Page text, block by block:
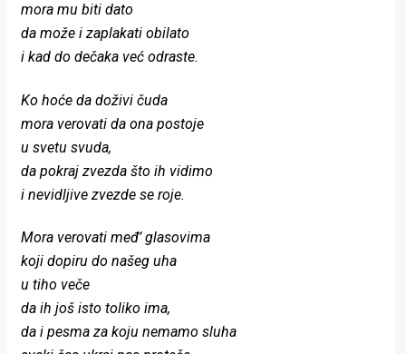
Aktivizam
Aktuelnosti
Promo
Urban
mora mu biti dato
da može i zaplakati obilato
i kad do dečaka već odraste.
Ko hoće da doživi čuda
mora verovati da ona postoje
u svetu svuda,
da pokraj zvezda što ih vidimo
i nevidljive zvezde se roje.
Mora verovati međ’ glasovima
koji dopiru do našeg uha
u tiho veče
da ih još isto toliko ima,
da i pesma za koju nemamo sluha